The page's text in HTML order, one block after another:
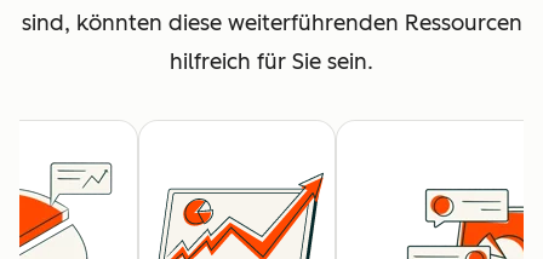
sind, könnten diese weiterführenden Ressourcen
hilfreich für Sie sein.